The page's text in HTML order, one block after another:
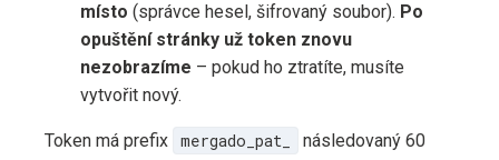
místo (správce hesel, šifrovaný soubor). Po
opuštění stránky už token znovu
nezobrazíme – pokud ho ztratíte, musíte
vytvořit nový.
Token má prefix mergado_pat_
následovaný 60